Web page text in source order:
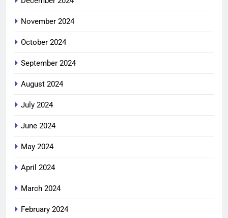
November 2024
October 2024
September 2024
August 2024
July 2024
June 2024
May 2024
April 2024
March 2024
February 2024